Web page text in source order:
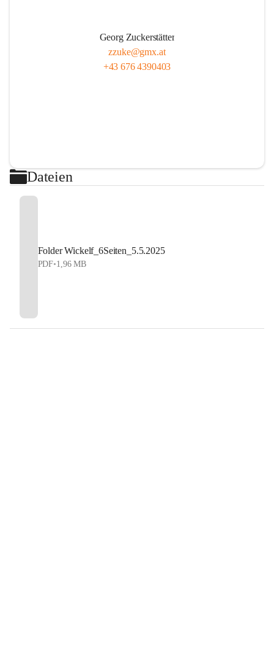
Georg Zuckerstätter
zzuke@gmx.at
+43 676 4390403
Dateien
Folder Wickelf_6Seiten_5.5.2025
PDF•1,96 MB